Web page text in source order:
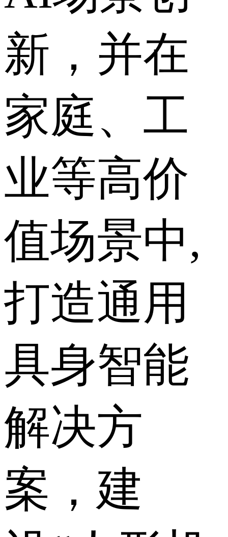
新，并在
家庭、工
业等高价
值场景中,
打造通用
具身智能
解决方
案，建